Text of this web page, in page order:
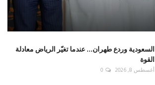
السعودية وردع طهران... عندما تغيّر الرياض معادلة
القوة
أغسطس 8, 2026 0